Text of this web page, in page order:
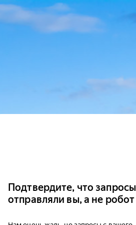
Подтвердите, что запросы
отправляли вы, а не робот